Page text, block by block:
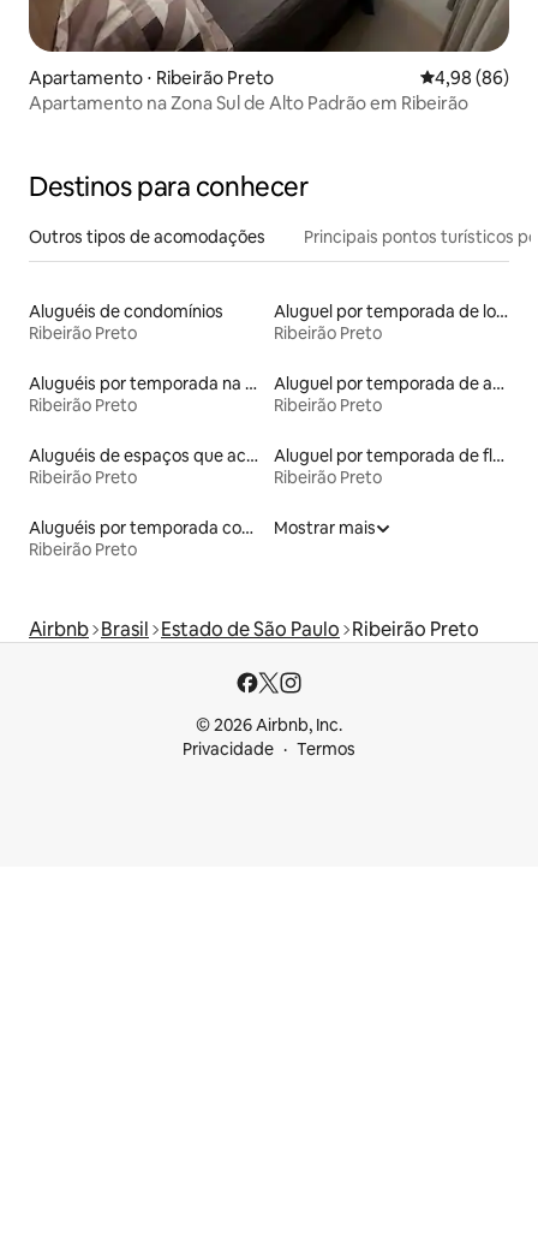
Apartamento ⋅ Ribeirão Preto 4,98 de uma
4,98 (86)
Apartamento na Zona Sul de Alto Padrão em Ribeirão
Destinos para conhecer
Outros tipos de acomodações Principais pontos turísticos
Aluguéis de condomínios
Ribeirão Preto
Aluguel por temporada de lofts
Ribeirão Preto
Aluguéis por temporada na orla
Ribeirão Preto
Aluguel por temporada de apart-hotéis
Ribeirão Preto
Aluguéis de espaços que aceitam animais de estimação
Ribeirão Preto
Aluguel por temporada de flats
Ribeirão Preto
Aluguéis por temporada com sauna
Ribeirão Preto
Mostrar mais
Airbnb Brasil Estado de São Paulo Ribeirão Preto
© 2026 Airbnb, Inc.
Privacidade
Termos